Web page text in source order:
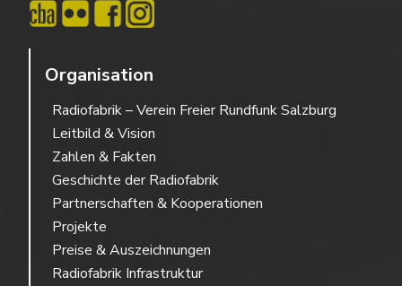
Organisation
Radiofabrik – Verein Freier Rundfunk Salzburg
Leitbild & Vision
Zahlen & Fakten
Geschichte der Radiofabrik
Partnerschaften & Kooperationen
Projekte
Preise & Auszeichnungen
Radiofabrik Infrastruktur